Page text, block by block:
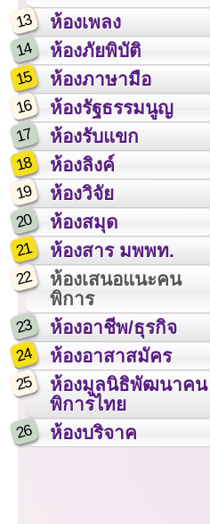
13 ห้องเพลง
14 ห้องภัยพิบัติ
15 ห้องภาษามือ
16 ห้องรัฐธรรมนูญ
17 ห้องรับแขก
18 ห้องลิงค์
19 ห้องวิจัย
20 ห้องสมุด
21 ห้องสาร มพพท.
22
ห้องเสนอแนะคน
พิการ
23 ห้องอาชีพ/ธุรกิจ
24 ห้องอาสาสมัคร
25
ห้องมูลนิธิพัฒนาคน
พิการไทย
26 ห้องบริจาค